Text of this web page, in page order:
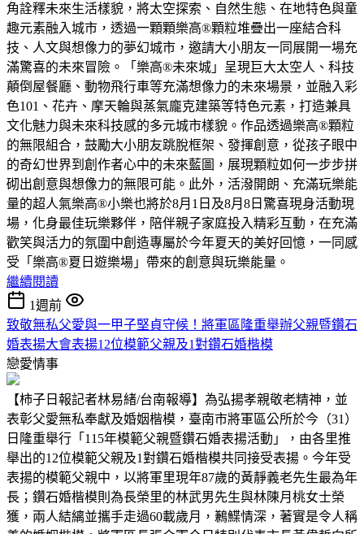
角詮釋未來生活樣貌，將太空探索、自然生態、在地特色與童
趣元素融入城市，透過一顆顆樂高®顆粒堆疊出一座結合科
技、人文與想像力的夢幻城市，邀請大小朋友一同展開一場充
滿驚喜的未來冒險。「樂高®未來城」呈現巨大太空人、科技
顛倒屋餐廳、動物飛行車等充滿想像力的未來場景，並融入彩
色101、花卉、摩天輪與蒸氣龐克建築等特色元素，打造兼具
文化魅力與未來科技感的多元城市樣貌。作品透過樂高®顆粒
的無限組合，鼓勵大小朋友跳脫框架、發揮創意，從孩子眼中
的奇幻世界到創作者心中的未來藍圖，展現顆粒如何一步步拼
砌出創意與想像力的無限可能。此外，活潑開朗、充滿玩樂能
量的超人氣樂高®小樂也將於8月1日及8月8日驚喜現身活動現
場，化身最佳玩樂夥伴，陪伴親子家庭投入精彩互動，在充滿
歡笑與活力的氛圍中創造專屬於今年夏天的美好回憶，一同感
受「樂高®夏日遊樂場」帶來的創意與玩樂能量。
繼續閱讀
1週前
致敬無私父愛與一甲子堅貞守候！將軍區隆重舉辦父親暨鑽石
婚表揚大會表揚12位模範父親及1對鑽石婚楷模
戀愛情事
【柿子日報記者林易緒/台南報導】為弘揚孝親敬老精神，並
表彰父愛無私奉獻及婚姻楷模，臺南市將軍區公所於今（31）
日隆重舉行「115年模範父親暨鑽石婚表揚活動」，由各里推
舉出的12位模範父親及1對鑽石婚楷模共同接受表揚。今年受
表揚的模範父親中，以將軍里現年87歲的黃靜義老先生最為年
長；鑽石婚楷模則為長榮里的林武男先生與林陳月桃女士榮
獲，兩人結縭並攜手走過60載歲月，鶼鰈情深，著實是令人稱